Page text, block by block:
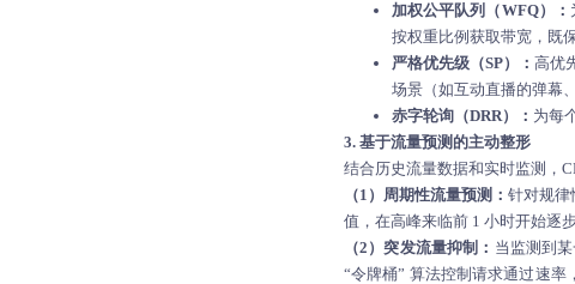
加权公平队列（WFQ）：
按权重比例获取带宽，既
严格优先级（SP）： 高优
场景（如互动直播的弹幕
赤字轮询（DRR）： 为每
3. 基于流量预测的主动整形
结合历史流量数据和实时监测，
（1）周期性流量预测：针对规律
值，在高峰来临前 1 小时开始逐
（2）突发流量抑制： 当监测到
“令牌桶” 算法控制请求通过速